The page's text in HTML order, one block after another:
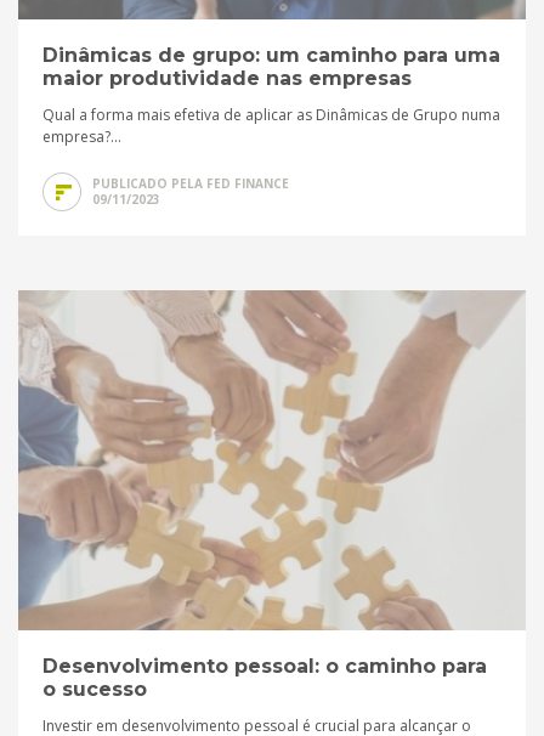
Dinâmicas de grupo: um caminho para uma
maior produtividade nas empresas
Qual a forma mais efetiva de aplicar as Dinâmicas de Grupo numa
empresa?...
PUBLICADO PELA FED FINANCE
09/11/2023
Desenvolvimento pessoal: o caminho para
o sucesso
Investir em desenvolvimento pessoal é crucial para alcançar o